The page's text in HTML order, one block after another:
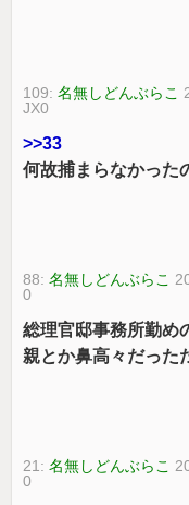
109:名無しどんぶらこ
JX0
>>33
何故捕まらなかった
88:名無しどんぶらこ
0
総理官邸事務所勤め
親とか鼻高々だった
21:名無しどんぶらこ
0